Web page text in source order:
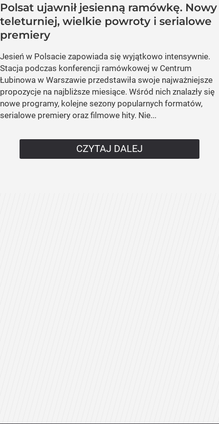
Polsat ujawnił jesienną ramówkę. Nowy
teleturniej, wielkie powroty i serialowe
premiery
Jesień w Polsacie zapowiada się wyjątkowo intensywnie.
Stacja podczas konferencji ramówkowej w Centrum
Łubinowa w Warszawie przedstawiła swoje najważniejsze
propozycje na najbliższe miesiące. Wśród nich znalazły się
nowe programy, kolejne sezony popularnych formatów,
serialowe premiery oraz filmowe hity. Nie...
CZYTAJ DALEJ